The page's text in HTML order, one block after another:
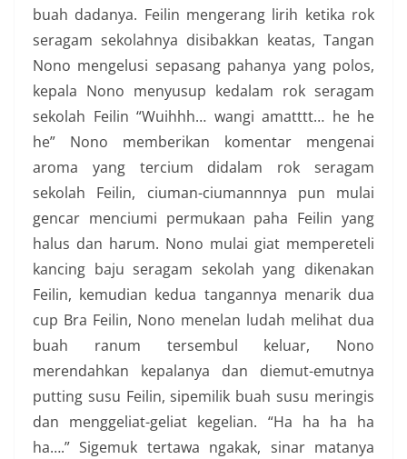
buah dadanya. Feilin mengerang lirih ketika rok
seragam sekolahnya disibakkan keatas, Tangan
Nono mengelusi sepasang pahanya yang polos,
kepala Nono menyusup kedalam rok seragam
sekolah Feilin “Wuihhh… wangi amatttt… he he
he” Nono memberikan komentar mengenai
aroma yang tercium didalam rok seragam
sekolah Feilin, ciuman-ciumannnya pun mulai
gencar menciumi permukaan paha Feilin yang
halus dan harum. Nono mulai giat mempereteli
kancing baju seragam sekolah yang dikenakan
Feilin, kemudian kedua tangannya menarik dua
cup Bra Feilin, Nono menelan ludah melihat dua
buah ranum tersembul keluar, Nono
merendahkan kepalanya dan diemut-emutnya
putting susu Feilin, sipemilik buah susu meringis
dan menggeliat-geliat kegelian. “Ha ha ha ha
ha….” Sigemuk tertawa ngakak, sinar matanya